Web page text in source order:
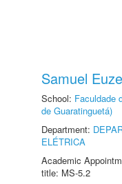
Samuel
School: Faculdade
de Guaratinguetá)
Department:
ELÉTRICA
Academic
title: MS-5.2